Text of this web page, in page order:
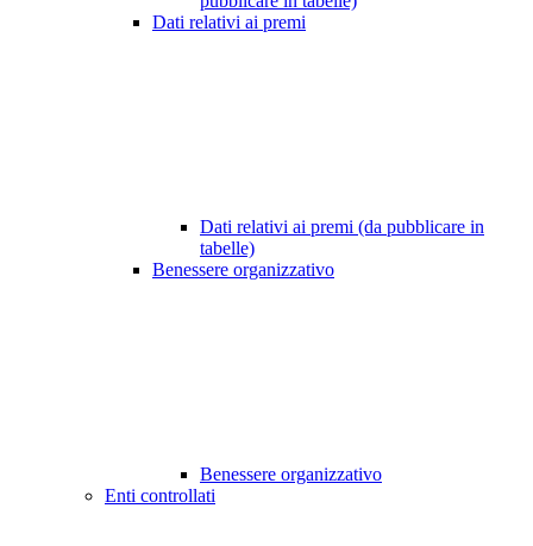
Dati relativi ai premi
Dati relativi ai premi (da pubblicare in
tabelle)
Benessere organizzativo
Benessere organizzativo
Enti controllati